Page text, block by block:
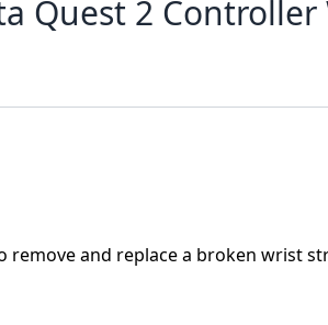
Quest 2
remove and replace a broken wrist